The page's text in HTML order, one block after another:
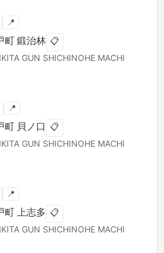
📍
町 鍛治林 📋
GUN SHICHINOHE MACHI
📍
町 貝ノ口 📋
GUN SHICHINOHE MACHI
📍
町 上志多 📋
GUN SHICHINOHE MACHI